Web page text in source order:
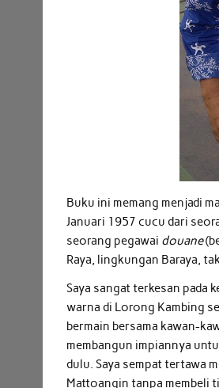
Buku ini memang menjadi
Januari 1957 cucu dari
seorang pegawai douane
Raya, lingkungan Baraya,
Saya sangat terkesan pada
warna di Lorong Kambing
bermain bersama kawan-
membangun impiannya
dulu. Saya sempat tertawa
Mattoangin tanpa membeli